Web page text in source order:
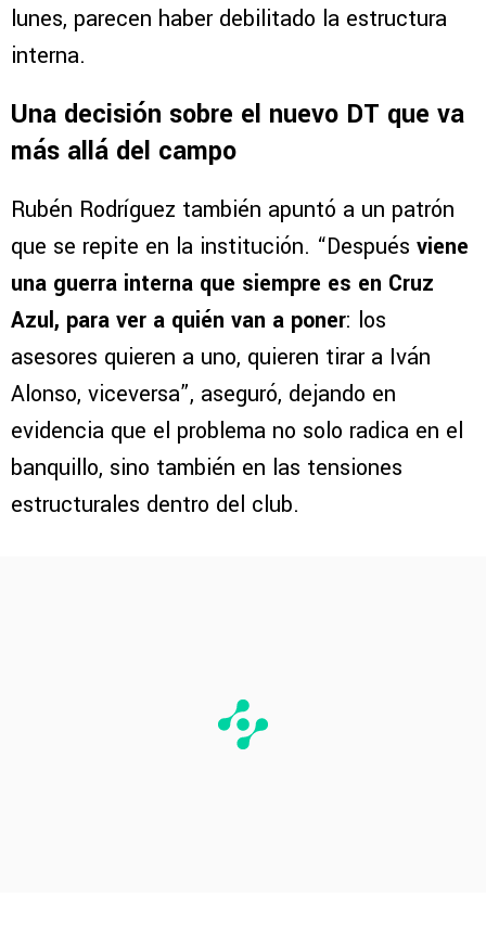
lunes, parecen haber debilitado la estructura
interna.
Una decisión sobre el nuevo DT que va
más allá del campo
Rubén Rodríguez también apuntó a un patrón
que se repite en la institución. “Después viene
una guerra interna que siempre es en Cruz
Azul, para ver a quién van a poner: los
asesores quieren a uno, quieren tirar a Iván
Alonso, viceversa”, aseguró, dejando en
evidencia que el problema no solo radica en el
banquillo, sino también en las tensiones
estructurales dentro del club.